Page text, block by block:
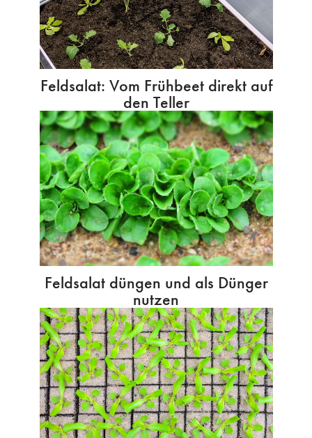
Feldsalat: Vom Frühbeet direkt auf
den Teller
Feldsalat düngen und als Dünger
nutzen